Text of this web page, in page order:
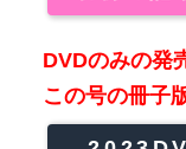
DVDのみの発
この号の冊子